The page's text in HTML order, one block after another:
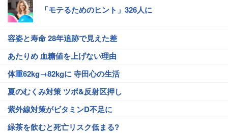
「モテるためのヒント」326人に
容姿と寿命 28年追跡で見えた差
あたりめ 血糖値を上げない理由
体重62kg→82kgに 寺田心の生活
夏のむくみ対策 ツボ&反射区押し
紫外線対策がビタミンD不足に
緑茶を飲むと死亡リスク低まる?